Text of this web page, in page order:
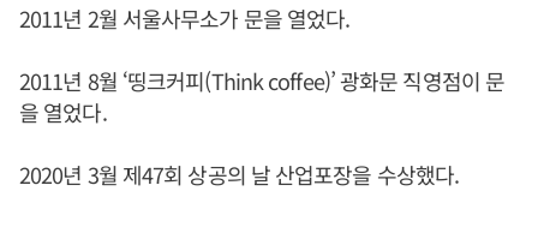
2011년 2월 서울사무소가 문을 열었다.
2011년 8월 ‘띵크커피(Think coffee)’ 광화문 직영점이 문
을 열었다.
2020년 3월 제47회 상공의 날 산업포장을 수상했다.